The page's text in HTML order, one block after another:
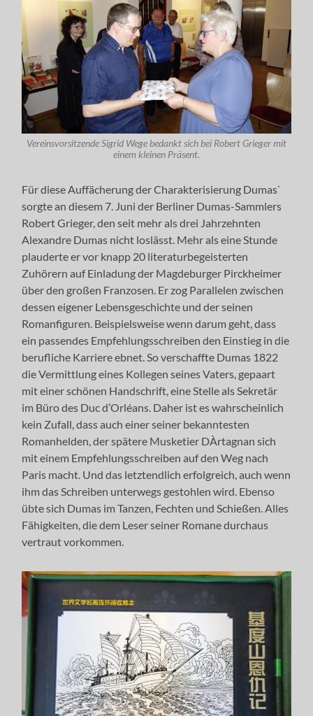
Vereinsvorsitzende Sigrid Wege bedankt sich bei Robert Grieger mit
einem kleinen Präsent.
Für diese Auffächerung der Charakterisierung Dumas`
sorgte an diesem 7. Juni der Berliner Dumas-Sammlers
Robert Grieger, den seit mehr als drei Jahrzehnten
Alexandre Dumas nicht loslässt. Mehr als eine Stunde
plauderte er vor knapp 20 literaturbegeisterten
Zuhörern auf Einladung der Magdeburger Pirckheimer
über den großen Franzosen. Er zog Parallelen zwischen
dessen eigener Lebensgeschichte und der seinen
Romanfiguren. Beispielsweise wenn darum geht, dass
ein passendes Empfehlungsschreiben den Einstieg in die
berufliche Karriere ebnet. So verschaffte Dumas 1822
die Vermittlung eines Kollegen seines Vaters, gepaart
mit einer schönen Handschrift, eine Stelle als Sekretär
im Büro des Duc d’Orléans. Daher ist es wahrscheinlich
kein Zufall, dass auch einer seiner bekanntesten
Romanhelden, der spätere Musketier DÀrtagnan sich
mit einem Empfehlungsschreiben auf den Weg nach
Paris macht. Und das letztendlich erfolgreich, auch wenn
ihm das Schreiben unterwegs gestohlen wird. Ebenso
übte sich Dumas im Tanzen, Fechten und Schießen. Alles
Fähigkeiten, die dem Leser seiner Romane durchaus
vertraut vorkommen.